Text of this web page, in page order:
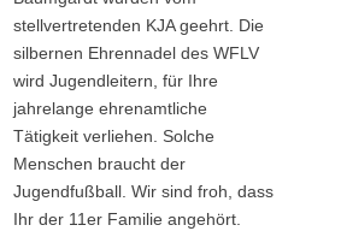
stellvertretenden KJA geehrt. Die
silbernen Ehrennadel des WFLV
wird Jugendleitern, für Ihre
jahrelange ehrenamtliche
Tätigkeit verliehen. Solche
Menschen braucht der
Jugendfußball. Wir sind froh, dass
Ihr der 11er Familie angehört.